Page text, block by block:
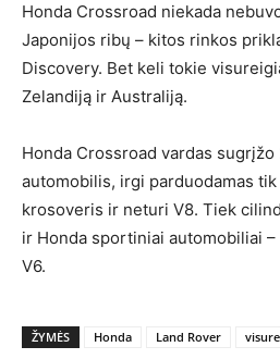
Honda Crossroad niekada
Japonijos ribų – kitos rinkos
Discovery. Bet keli tokie
Zelandiją ir Australiją.
Honda Crossroad vardas
automobilis, irgi parduodamas
krosoveris ir neturi V8. Tiek
ir Honda sportiniai automobiliai
V6.
ŽYMĖS Honda Land Rover